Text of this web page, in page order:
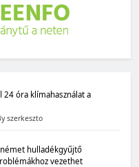
óra klímahasználat a
szerkeszto
hulladékgyűjtő
vezethet